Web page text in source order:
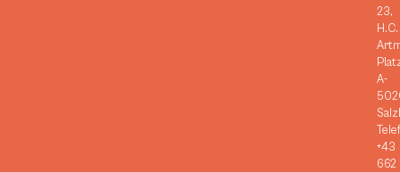
23,
H.C.
A-
+43
662